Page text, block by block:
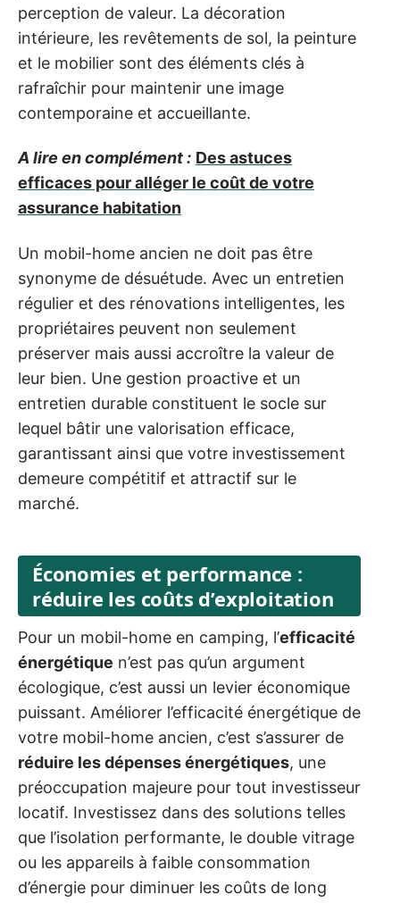
perception de valeur. La décoration
intérieure, les revêtements de sol, la peinture
et le mobilier sont des éléments clés à
rafraîchir pour maintenir une image
contemporaine et accueillante.
A lire en complément : Des astuces
efficaces pour alléger le coût de votre
assurance habitation
Un mobil-home ancien ne doit pas être
synonyme de désuétude. Avec un entretien
régulier et des rénovations intelligentes, les
propriétaires peuvent non seulement
préserver mais aussi accroître la valeur de
leur bien. Une gestion proactive et un
entretien durable constituent le socle sur
lequel bâtir une valorisation efficace,
garantissant ainsi que votre investissement
demeure compétitif et attractif sur le
marché.
Économies et performance :
réduire les coûts d’exploitation
Pour un mobil-home en camping, l’efficacité
énergétique n’est pas qu’un argument
écologique, c’est aussi un levier économique
puissant. Améliorer l’efficacité énergétique de
votre mobil-home ancien, c’est s’assurer de
réduire les dépenses énergétiques, une
préoccupation majeure pour tout investisseur
locatif. Investissez dans des solutions telles
que l’isolation performante, le double vitrage
ou les appareils à faible consommation
d’énergie pour diminuer les coûts de long